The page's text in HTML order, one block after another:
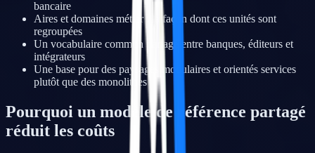
bancaire
Aires et domaines métier : la façon dont ces unités sont
regroupées
Un vocabulaire commun partagé entre banques, éditeurs et
intégrateurs
Une base pour des paysages modulaires et orientés services
plutôt que des monolithes
Pourquoi un modèle de référence partagé
réduit les coûts